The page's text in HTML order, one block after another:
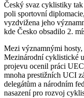
Český svaz cyklistiky
poli sportovní
vyzdvižena jeho
kde Česko obsadilo 2.
Mezi významnými
Mezinárodní cyklistické
projevu ocenil práci
mnoha prestižních UCI
delegátům a národním
nasazení pro rozvoj